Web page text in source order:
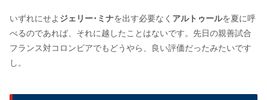
いずれにせよ ジェリー･ミナを出す必要なく アルトゥールを夏に呼
べるのであれば、それに越したことはないです。先日の親善試合
フランス対コロンビアでもどうやら、良い評価だったみたいです
し。